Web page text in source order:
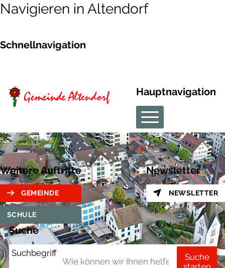
Navigieren in Altendorf
Schnellnavigation
Hauptnavigation
Weitere Auftritte
GEMEINDE
SCHULE
Newsletter
NEWSLETTER
Suche
Suchbegriff
Suche